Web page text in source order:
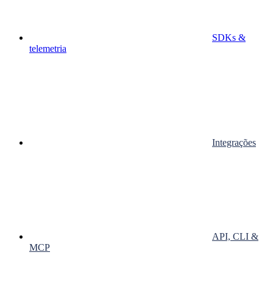
SDKs &
telemetria
Integrações
API, CLI &
MCP